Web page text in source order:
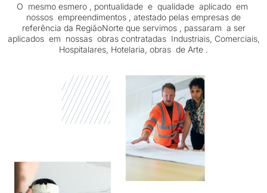
O mesmo esmero , pontualidade e qualidade aplicado em
nossos empreendimentos , atestado pelas empresas de
referência da RegiãoNorte que servimos , passaram a ser
aplicados em nossas obras contratadas Industriais, Comerciais,
Hospitalares, Hotelaria, obras de Arte .